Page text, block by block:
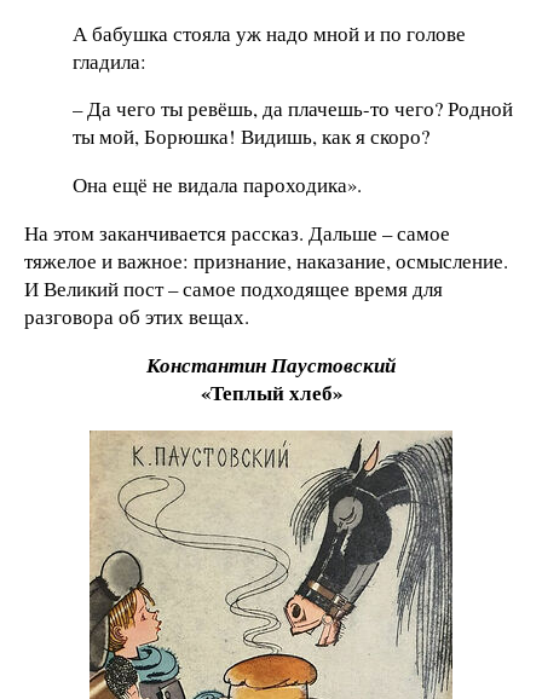
А бабушка стояла уж надо мной и по голове
гладила:
– Да чего ты ревёшь, да плачешь-то чего? Родной
ты мой, Борюшка! Видишь, как я скоро?
Она ещё не видала пароходика».
На этом заканчивается рассказ. Дальше – самое
тяжелое и важное: признание, наказание, осмысление.
И Великий пост – самое подходящее время для
разговора об этих вещах.
Константин Паустовский
«Теплый хлеб»